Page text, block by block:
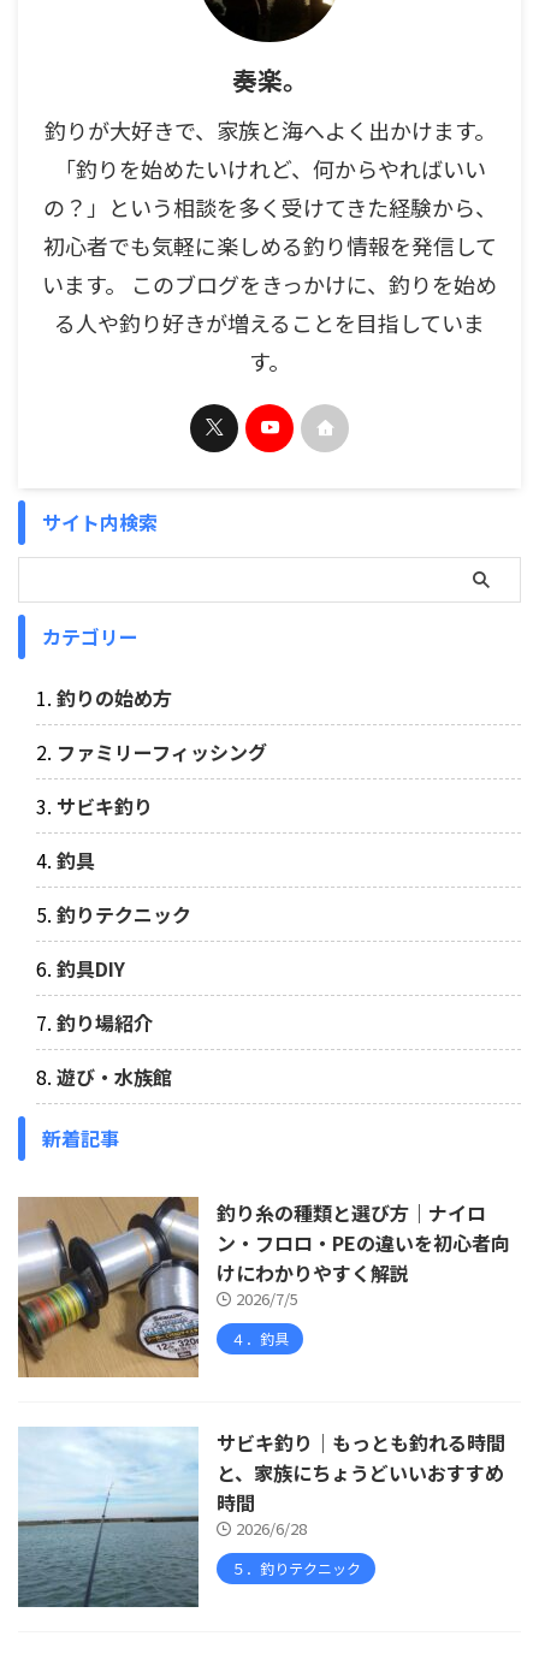
奏楽。
釣りが大好きで、家族と海へよく出かけます。
「釣りを始めたいけれど、何からやればいい
の？」という相談を多く受けてきた経験から、
初心者でも気軽に楽しめる釣り情報を発信して
います。 このブログをきっかけに、釣りを始め
る人や釣り好きが増えることを目指していま
す。
サイト内検索
カテゴリー
釣りの始め方
ファミリーフィッシング
サビキ釣り
釣具
釣りテクニック
釣具DIY
釣り場紹介
遊び・水族館
新着記事
釣り糸の種類と選び方｜ナイロ
ン・フロロ・PEの違いを初心者向
けにわかりやすく解説
2026/7/5
４．釣具
サビキ釣り｜もっとも釣れる時間
と、家族にちょうどいいおすすめ
時間
2026/6/28
５．釣りテクニック